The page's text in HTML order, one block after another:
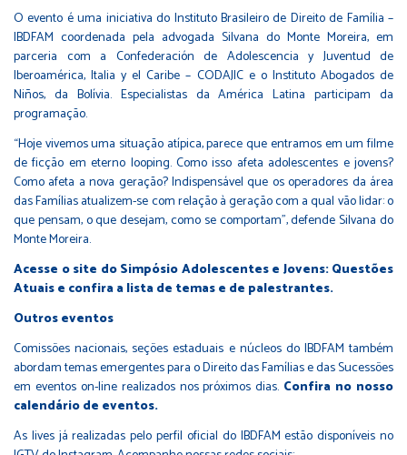
O evento é uma iniciativa do Instituto Brasileiro de Direito de Família –
IBDFAM coordenada pela advogada Silvana do Monte Moreira, em
parceria com a Confederación de Adolescencia y Juventud de
Iberoamérica, Italia y el Caribe – CODAJIC e o Instituto Abogados de
Niños, da Bolívia. Especialistas da América Latina participam da
programação.
“Hoje vivemos uma situação atípica, parece que entramos em um filme
de ficção em eterno looping. Como isso afeta adolescentes e jovens?
Como afeta a nova geração? Indispensável que os operadores da área
das Famílias atualizem-se com relação à geração com a qual vão lidar: o
que pensam, o que desejam, como se comportam”, defende Silvana do
Monte Moreira.
Acesse o site do Simpósio Adolescentes e Jovens: Questões
Atuais e confira a lista de temas e de palestrantes.
Outros eventos
Comissões nacionais, seções estaduais e núcleos do IBDFAM também
abordam temas emergentes para o Direito das Famílias e das Sucessões
em eventos on-line realizados nos próximos dias. Confira no nosso
calendário de eventos.
As lives já realizadas pelo perfil oficial do IBDFAM estão disponíveis no